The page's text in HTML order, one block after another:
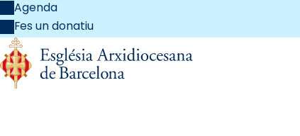
Agenda
Fes un donatiu